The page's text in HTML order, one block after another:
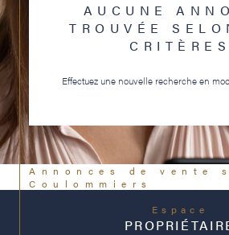
AUCUNE
TROUVÉE
CRITÈRES
Effectuez une nouvelle recherche en
Annonces de vente sur
Coulommiers
Espace